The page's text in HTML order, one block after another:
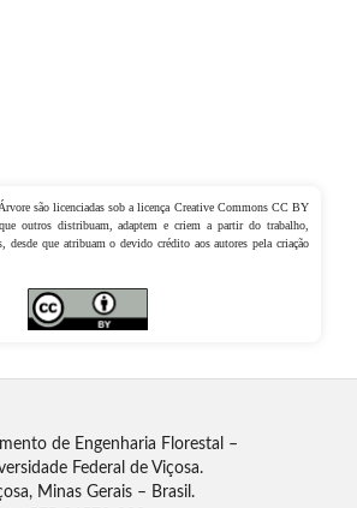
são licenciadas sob a licença Creative Commons CC BY
outros distribuam, adaptem e criem a partir do trabalho,
desde que atribuam o devido crédito aos autores pela criação
de Engenharia Florestal –
Federal de Viçosa.
Minas Gerais – Brasil.